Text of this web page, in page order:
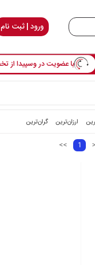
ورود | ثبت نام
با عضویت در وسپیدا از
ارزان‌ترین گران‌ترین
<< 1